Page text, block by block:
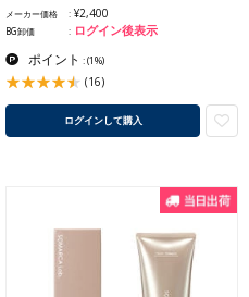
メーカー価格 ¥2,400
BG卸価 ログイン後表示
ポイント :(1%)
(16)
ログインして購入